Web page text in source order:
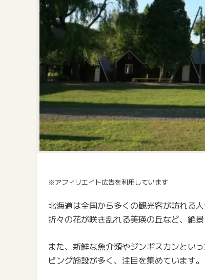
※アフィリエイト広告を利用しています
北海道は全国から多くの観光客が訪れる
折々の花が咲き乱れる美瑛の丘など、絶
また、新鮮な魚介類やジンギスカンとい
ピング施設が多く、注目を集めています。